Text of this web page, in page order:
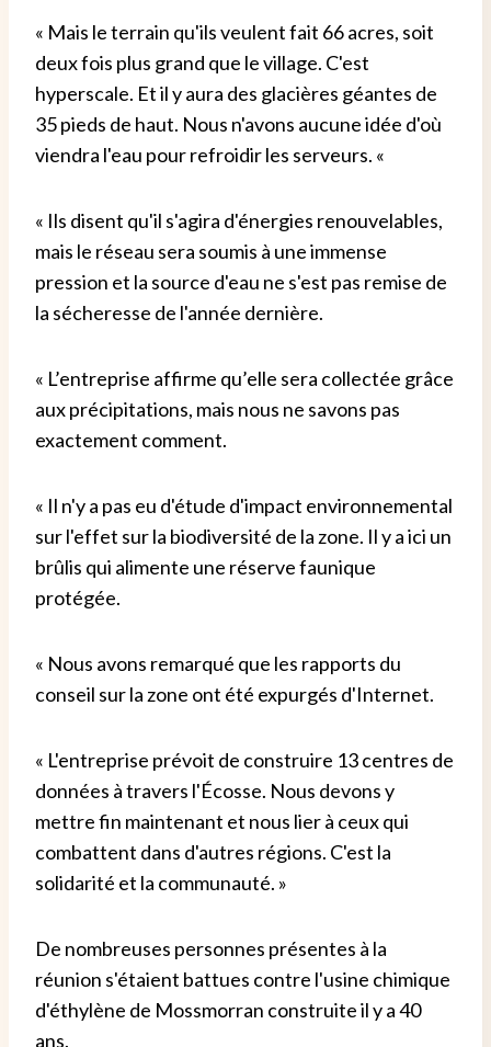
« Mais le terrain qu'ils veulent fait 66 acres, soit
deux fois plus grand que le village. C'est
hyperscale. Et il y aura des glacières géantes de
35 pieds de haut. Nous n'avons aucune idée d'où
viendra l'eau pour refroidir les serveurs. «
« Ils disent qu'il s'agira d'énergies renouvelables,
mais le réseau sera soumis à une immense
pression et la source d'eau ne s'est pas remise de
la sécheresse de l'année dernière.
« L’entreprise affirme qu’elle sera collectée grâce
aux précipitations, mais nous ne savons pas
exactement comment.
« Il n'y a pas eu d'étude d'impact environnemental
sur l'effet sur la biodiversité de la zone. Il y a ici un
brûlis qui alimente une réserve faunique
protégée.
« Nous avons remarqué que les rapports du
conseil sur la zone ont été expurgés d'Internet.
« L'entreprise prévoit de construire 13 centres de
données à travers l'Écosse. Nous devons y
mettre fin maintenant et nous lier à ceux qui
combattent dans d'autres régions. C'est la
solidarité et la communauté. »
De nombreuses personnes présentes à la
réunion s'étaient battues contre l'usine chimique
d'éthylène de Mossmorran construite il y a 40
ans.